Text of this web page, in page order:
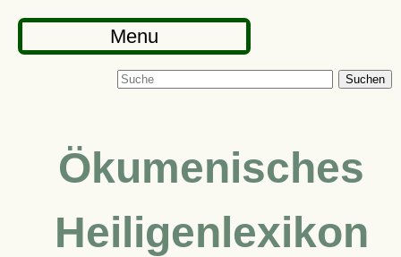
Menu
Suchen
Ökumenisches
Heiligenlexikon